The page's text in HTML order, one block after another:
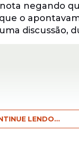
negando
o
discussão,
LENDO...